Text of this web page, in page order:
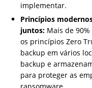
implementar.
Princípios
juntos: Mais de
os princípios Zero
backup em vários
backup e
para proteger as